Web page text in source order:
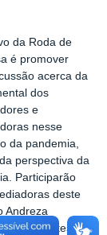
da Roda de
é promover
acerca da
dos
e
nesse
da pandemia,
perspectiva da
Participarão
deste
Andreza
integrantes do